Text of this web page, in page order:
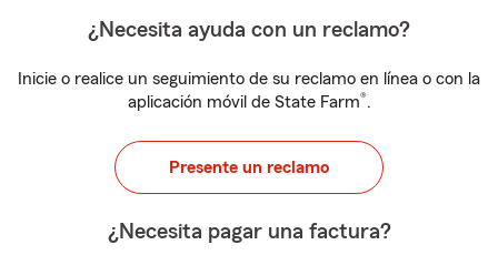
¿Necesita ayuda con un reclamo?
Inicie o realice un seguimiento de su reclamo en línea o con la
aplicación móvil de State Farm®.
Presente un reclamo
¿Necesita pagar una factura?